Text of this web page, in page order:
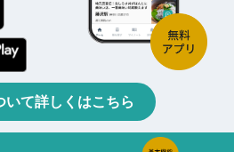
いて詳しくはこちら